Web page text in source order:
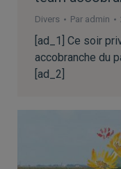
Divers Par admin
[ad_1] Ce soir
accobranche du
[ad_2]